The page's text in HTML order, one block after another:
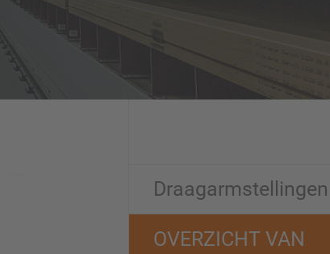
Draagarmstellingen
OVERZICHT VAN